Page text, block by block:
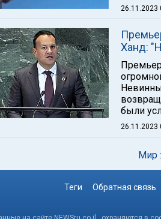
26.11.2023
Ханд:
были
26.11.2023
Мир
Теги Обратная связь